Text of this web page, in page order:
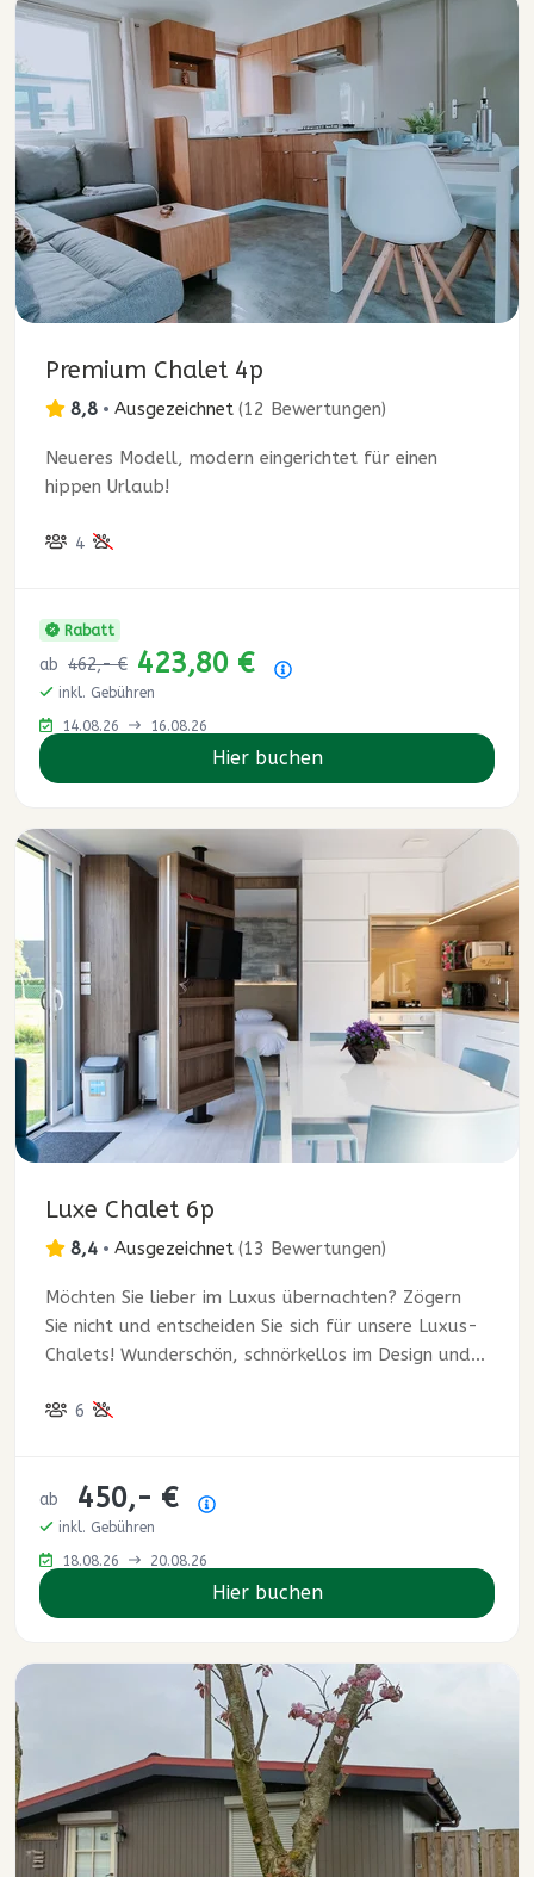
Premium Chalet 4p
8,8 • Ausgezeichnet (12 Bewertungen)
Neueres Modell, modern eingerichtet für einen
hippen Urlaub!
4
Rabatt
ab 462,- € 423,80 €
inkl. Gebühren
14.08.26 16.08.26
Hier buchen
Luxe Chalet 6p
8,4 • Ausgezeichnet (13 Bewertungen)
Möchten Sie lieber im Luxus übernachten? Zögern
Sie nicht und entscheiden Sie sich für unsere Luxus-
Chalets! Wunderschön, schnörkellos im Design und
6
ab 450,- €
inkl. Gebühren
18.08.26 20.08.26
Hier buchen